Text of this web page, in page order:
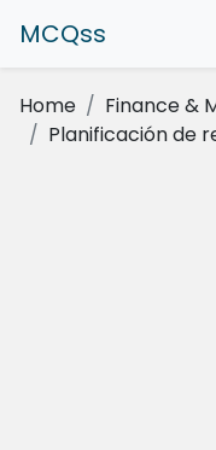
MCQss
Home
Finance &
Planificación de